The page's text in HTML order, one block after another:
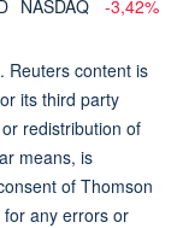
NASDAQ -3,42%
Reuters content is
its third party
redistribution of
means, is
of Thomson
any errors or